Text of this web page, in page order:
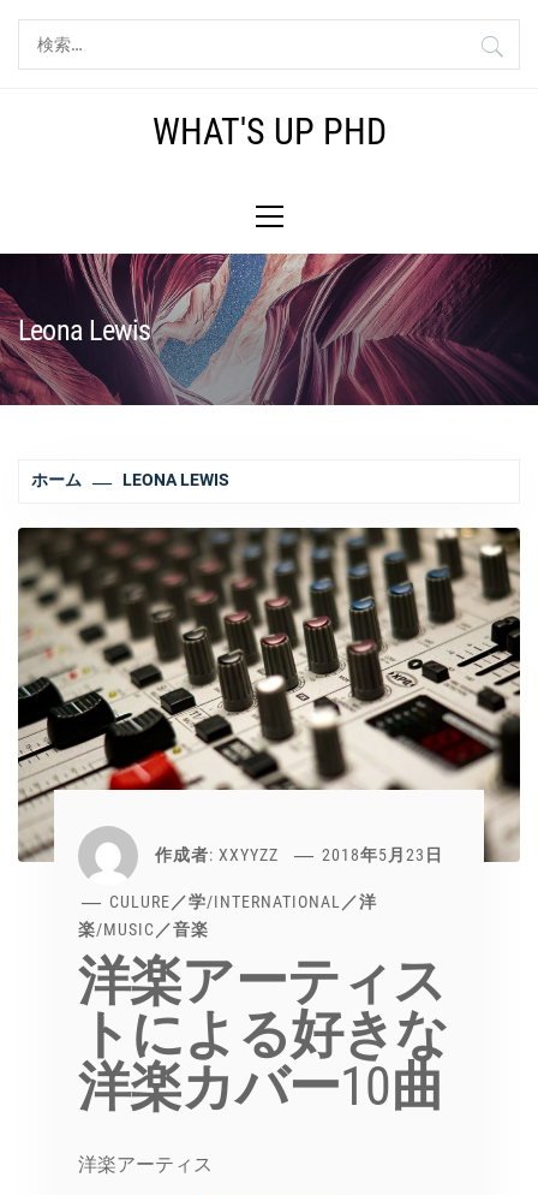
ッ
プ
索:
WHAT'S UP PHD
イ
メ
ニ
ュ
ー
Leona Lewis
ホーム LEONA LEWIS
作成者: XXYYZZ 2018年5月23日
CULURE／学/INTERNATIONAL／洋
楽/MUSIC／音楽
洋楽アーティス
トによる好きな
洋楽カバー10曲
洋楽アーティス